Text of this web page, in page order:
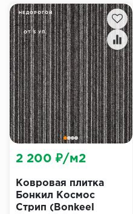
НЕДОРОГОЙ
ОТ 5 УП.
Ковровая плитка
Бонкил Космос
Стрип (Bonkeel
2 200 ₽/м2